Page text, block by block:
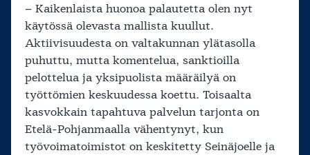
– Kaikenlaista huonoa palautetta olen nyt
käytössä olevasta mallista kuullut.
Aktiivisuudesta on valtakunnan ylätasolla
puhuttu, mutta komentelua, sanktioilla
pelottelua ja yksipuolista määräilyä on
työttömien keskuudessa koettu. Toisaalta
kasvokkain tapahtuva palvelun tarjonta on
Etelä-Pohjanmaalla vähentynyt, kun
työvoimatoimistot on keskitetty Seinäjoelle ja